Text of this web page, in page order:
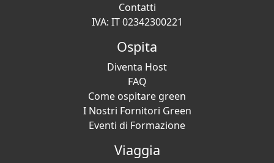
Contatti
IVA: IT 02342300221
Ospita
Diventa Host
FAQ
Come ospitare green
I Nostri Fornitori Green
Eventi di Formazione
Viaggia